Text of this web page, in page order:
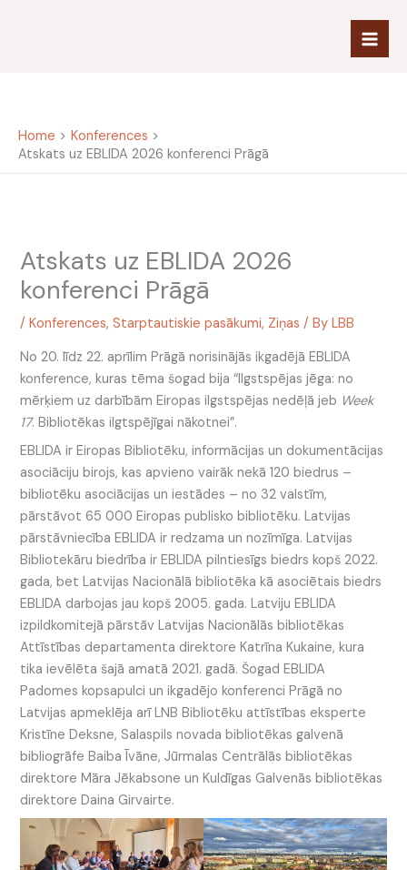
Home
Konferences
Atskats uz EBLIDA 2026 konferenci Prāgā
Atskats uz EBLIDA 2026
konferenci Prāgā
/Konferences,Starptautiskie pasākumi, Ziņas / ByLBB
No 20. līdz 22. aprīlim Prāgā norisinājās ikgadējā EBLIDA
konference, kuras tēma šogad bija “Ilgstspējas jēga: no
mērķiem uz darbībām Eiropas ilgstspējas nedēļā jeb Week
17. Bibliotēkas ilgtspējīgai nākotnei”.
EBLIDA ir Eiropas Bibliotēku, informācijas un dokumentācijas
asociāciju birojs, kas apvieno vairāk nekā 120 biedrus –
bibliotēku asociācijas un iestādes – no 32 valstīm,
pārstāvot 65 000 Eiropas publisko bibliotēku. Latvijas
pārstāvniecība EBLIDA ir redzama un nozīmīga. Latvijas
Bibliotekāru biedrība ir EBLIDA pilntiesīgs biedrs kopš 2022.
gada, bet Latvijas Nacionālā bibliotēka kā asociētais biedrs
EBLIDA darbojas jau kopš 2005. gada. Latviju EBLIDA
izpildkomitejā pārstāv Latvijas Nacionālās bibliotēkas
Attīstības departamenta direktore Katrīna Kukaine, kura
tika ievēlēta šajā amatā 2021. gadā. Šogad EBLIDA
Padomes kopsapulci un ikgadējo konferenci Prāgā no
Latvijas apmeklēja arī LNB Bibliotēku attīstības eksperte
Kristīne Deksne, Salaspils novada bibliotēkas galvenā
bibliogrāfe Baiba Īvāne, Jūrmalas Centrālās bibliotēkas
direktore Māra Jēkabsone un Kuldīgas Galvenās bibliotēkas
direktore Daina Girvairte.